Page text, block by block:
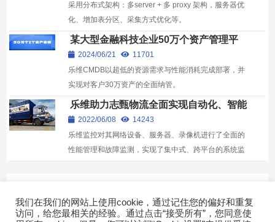
采用分布式架构：多server + 多 proxy 架构，服务器优
化、增加表分区、采集方式优化等。
某大型金融科技企业50万个资产管理平
台建设实践（基础篇）
2024/06/21
11701
乐维CMDB以超低的资源需求与性能消耗完成部署，并
实现对客户30万资产的全面纳管。
乐维助力志甄物流全面实现自动化、智能
化IT运营
2022/06/08
14243
乐维监控对其网络设备、服务器、录像机进行了全面的
性能管理和故障监测，实现了集中式、跨平台的系统监
我们在我们的网站上使用cookie，通过记住您的偏好和重复
访问，给您最相关的经验。通过点击“接受所有”，您同意使